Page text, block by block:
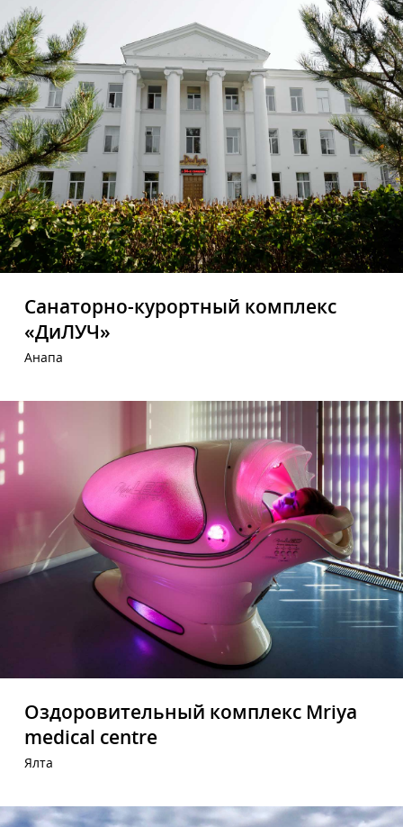
Санаторно-курортный комплекс
«ДиЛУЧ»
Анапа
Оздоровительный комплекс Mriya
medical centre
Ялта